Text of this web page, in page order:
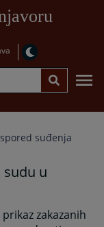
suđenja
sudu u
zakazanih